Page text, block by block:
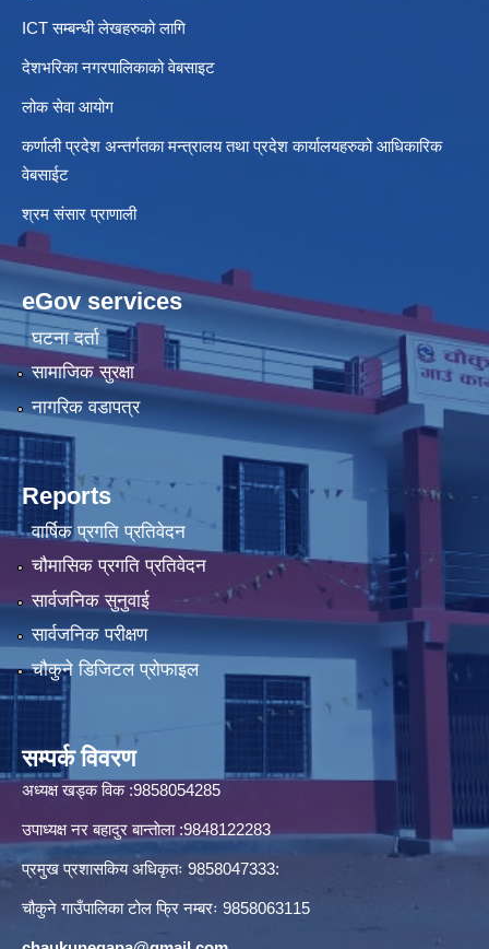
ICT सम्बन्धी लेखहरुको लागि
देशभरिका नगरपालिकाको वेबसाइट
लोक सेवा आयोग
कर्णाली प्रदेश अन्तर्गतका मन्त्रालय तथा प्रदेश कार्यालयहरुको आधिकारिक
वेबसाईट
श्रम संसार प्राणाली
eGov services
घटना दर्ता
सामाजिक सुरक्षा
नागरिक वडापत्र
Reports
वार्षिक प्रगति प्रतिवेदन
चौमासिक प्रगति प्रतिवेदन
सार्वजनिक सुनुवाई
सार्वजनिक परीक्षण
चौकुने डिजिटल प्रोफाइल
सम्पर्क विवरण
अध्यक्ष खड्क विक :9858054285
उपाध्यक्ष नर बहादुर बान्ताेला :9848122283
प्रमुख प्रशासकिय अधिकृतः 9858047333:
चौकुने गाउँपालिका टोल फ्रि नम्बरः 9858063115